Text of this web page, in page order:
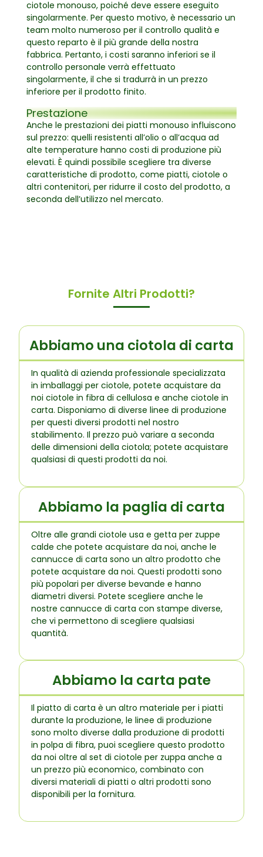
ciotole monouso, poiché deve essere eseguito
singolarmente. Per questo motivo, è necessario un
team molto numeroso per il controllo qualità e
questo reparto è il più grande della nostra
fabbrica. Pertanto, i costi saranno inferiori se il
controllo personale verrà effettuato
singolarmente, il che si tradurrà in un prezzo
inferiore per il prodotto finito.
Prestazione
Anche le prestazioni dei piatti monouso influiscono
sul prezzo: quelli resistenti all’olio o all’acqua ad
alte temperature hanno costi di produzione più
elevati. È quindi possibile scegliere tra diverse
caratteristiche di prodotto, come piatti, ciotole o
altri contenitori, per ridurre il costo del prodotto, a
seconda dell’utilizzo nel mercato.
Fornite Altri Prodotti?
Abbiamo una ciotola di carta
In qualità di azienda professionale specializzata
in imballaggi per ciotole, potete acquistare da
noi ciotole in fibra di cellulosa e anche ciotole in
carta. Disponiamo di diverse linee di produzione
per questi diversi prodotti nel nostro
stabilimento. Il prezzo può variare a seconda
delle dimensioni della ciotola; potete acquistare
qualsiasi di questi prodotti da noi.
Abbiamo la paglia di carta
Oltre alle grandi ciotole usa e getta per zuppe
calde che potete acquistare da noi, anche le
cannucce di carta sono un altro prodotto che
potete acquistare da noi. Questi prodotti sono
più popolari per diverse bevande e hanno
diametri diversi. Potete scegliere anche le
nostre cannucce di carta con stampe diverse,
che vi permettono di scegliere qualsiasi
quantità.
Abbiamo la carta pate
Il piatto di carta è un altro materiale per i piatti
durante la produzione, le linee di produzione
sono molto diverse dalla produzione di prodotti
in polpa di fibra, puoi scegliere questo prodotto
da noi oltre al set di ciotole per zuppa anche a
un prezzo più economico, combinato con
diversi materiali di piatti o altri prodotti sono
disponibili per la fornitura.